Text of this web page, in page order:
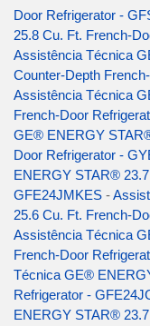
Door Refrigerator -
25.8 Cu. Ft. French-
Assistência Técnica
Counter-Depth
Assistência Técnica
French-Door
GE® ENERGY
Door Refrigerator -
ENERGY STAR®
GFE24JMKES -
25.6 Cu. Ft. French-
Assistência Técnica
French-Door
Técnica GE®
Refrigerator -
ENERGY STAR®